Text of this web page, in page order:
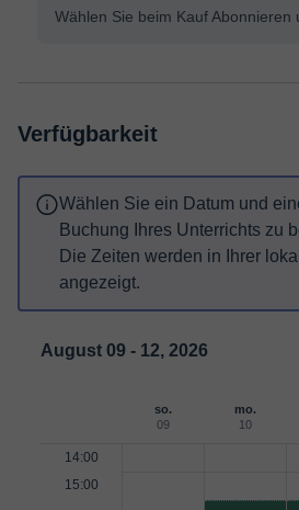
Wählen Sie beim Kauf Abonnieren
Verfügbarkeit
Wählen Sie ein Datum und
Buchung Ihres Unterrichts zu
Die Zeiten werden in Ihrer
angezeigt.
August 09 - 12, 2026
so.
09
mo.
10
14:00
15:00